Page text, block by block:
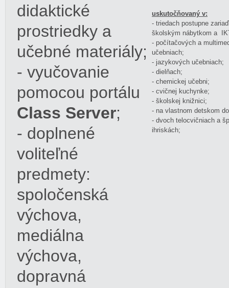
didaktické
prostriedky a
učebné materiály;
- vyučovanie
pomocou portálu
Class Server;
- doplnené
voliteľné
predmety:
spoločenská
výchova,
mediálna
výchova,
dopravná
uskutočňovaný v:
- triedach postupne
školským nábytkom a
- počítačových a
učebniach;
- jazykových učebniach;
- dielňach;
- chemickej učebni;
- cvičnej kuchynke;
- školskej knižnici;
- na vlastnom detskom
- dvoch telocvičniach a
ihriskách;